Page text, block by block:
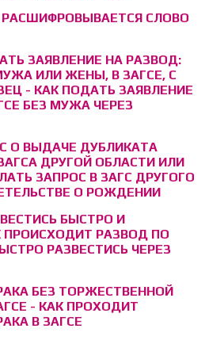
РАСШИФРОВЫВАЕТСЯ СЛОВО
ЗАЯВЛЕНИЕ НА РАЗВОД:
ИЛИ ЖЕНЫ, В ЗАГСЕ, С
- КАК ПОДАТЬ ЗАЯВЛЕНИЕ
БЕЗ МУЖА ЧЕРЕЗ
О ВЫДАЧЕ ДУБЛИКАТА
ДРУГОЙ ОБЛАСТИ ИЛИ
ЗАПРОС В ЗАГС ДРУГОГО
О РОЖДЕНИИ
БЫСТРО И
ПРОИСХОДИТ РАЗВОД ПО
РАЗВЕСТИСЬ ЧЕРЕЗ
БЕЗ ТОРЖЕСТВЕННОЙ
- КАК ПРОХОДИТ
В ЗАГСЕ